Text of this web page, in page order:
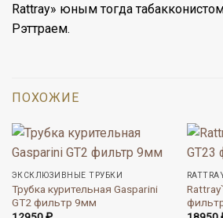
Rattray» юным тогда
Рэттраем.
ПОХОЖИЕ
ЭКСКЛЮЗИВНЫЕ ТРУБКИ
Трубка курительная Gasparini
GT2 фильтр 9мм